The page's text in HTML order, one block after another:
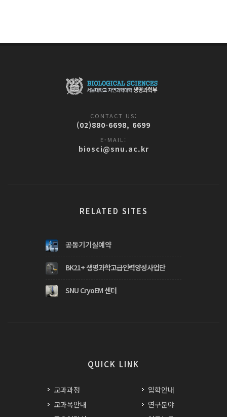
CONTACT US:
(02)880-6698, 6699
E-MAIL:
biosci@snu.ac.kr
RELATED SITES
공동기기실예약
BK21+ 생명과학고급인력양성사업단
SNU CryoEM 센터
QUICK LINK
교과과정
교과목안내
입학안내
연구분야